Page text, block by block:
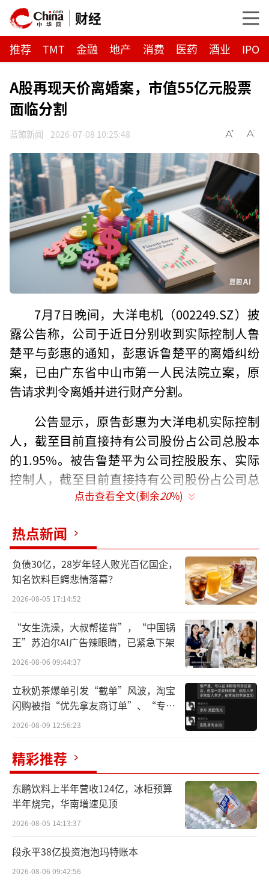
财经
推荐 TMT 金融 地产 消费 医药 酒业 IPO
A股再现天价离婚案，市值55亿元股票
面临分割
蓝鲸新闻 2026-07-08 10:25:48
7月7日晚间，大洋电机（002249.SZ）披
露公告称，公司于近日分别收到实际控制人鲁
楚平与彭惠的通知，彭惠诉鲁楚平的离婚纠纷
案，已由广东省中山市第一人民法院立案，原
告请求判令离婚并进行财产分割。
公告显示，原告彭惠为大洋电机实际控制
人，截至目前直接持有公司股份占公司总股本
的1.95%。被告鲁楚平为公司控股股东、实际
控制人，截至目前直接持有公司股份占公司总
股本的24.87%。
双方合计直接持有大洋电机股份6.62亿
股，占公司总股本的26.82%。
公司表示，目前案件尚未开庭审理，公司
实际控制权是否变动存在不确定性，但诉讼与
公司生产经营无关，不会对公司经营产生重大
影响。
截至7月7日收盘，大洋电机收于8.29元/
股，总市值204.4亿元。若按当日收盘价计算，
鲁楚平与彭惠合计持股对应市值约54.88亿元。
（责任编辑：zx0600）
点击查看全文(剩余20%)
热点新闻
负债30亿，28岁年轻人败光百亿国企，
知名饮料巨鳄悲情落幕？
2026-08-05 17:14:52
“女生洗澡，大叔帮搓背”，“中国锅
王”苏泊尔AI广告辣眼睛，已紧急下架
2026-08-06 09:44:37
立秋奶茶爆单引发“截单”风波，淘宝
闪购被指“优先拿友商订单”、“专挑
贵的拿”
2026-08-09 12:56:23
精彩推荐
东鹏饮料上半年营收124亿，冰柜预算
半年烧完，华南增速见顶
2026-08-05 14:13:37
段永平38亿投资泡泡玛特账本
2026-08-06 09:42:56